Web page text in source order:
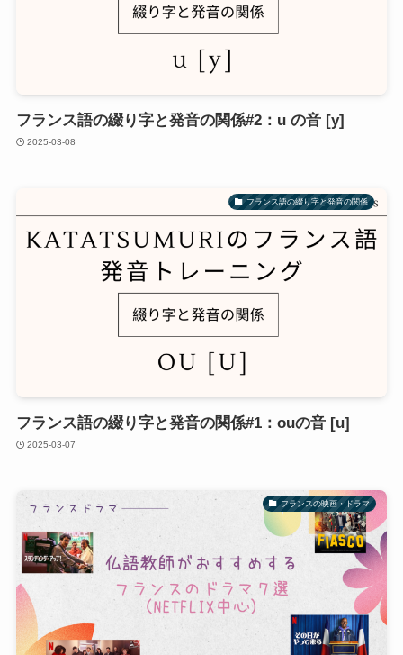
フランス語の綴り字と発音の関係#2：u の音 [y]
2025-03-08
フランス語の綴り字と発音の関係
フランス語の綴り字と発音の関係#1：ouの音 [u]
2025-03-07
フランスの映画・ドラマ